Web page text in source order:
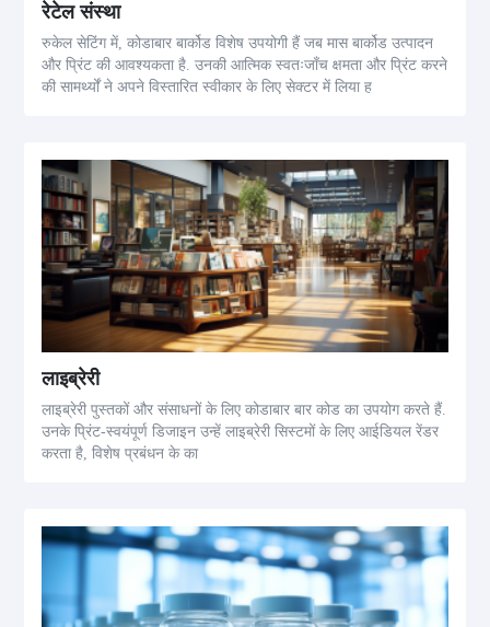
रेटेल संस्था
रुकेल सेटिंग में, कोडाबार बार्कोड विशेष उपयोगी हैं जब मास बार्कोड उत्पादन
और प्रिंट की आवश्यकता है. उनकी आत्मिक स्वतःजाँच क्षमता और प्रिंट करने
की सामर्थ्यों ने अपने विस्तारित स्वीकार के लिए सेक्टर में लिया ह
लाइब्रेरी
लाइब्रेरी पुस्तकों और संसाधनों के लिए कोडाबार बार कोड का उपयोग करते हैं.
उनके प्रिंट-स्वयंपूर्ण डिजाइन उन्हें लाइब्रेरी सिस्टमों के लिए आईडियल रेंडर
करता है, विशेष प्रबंधन के का